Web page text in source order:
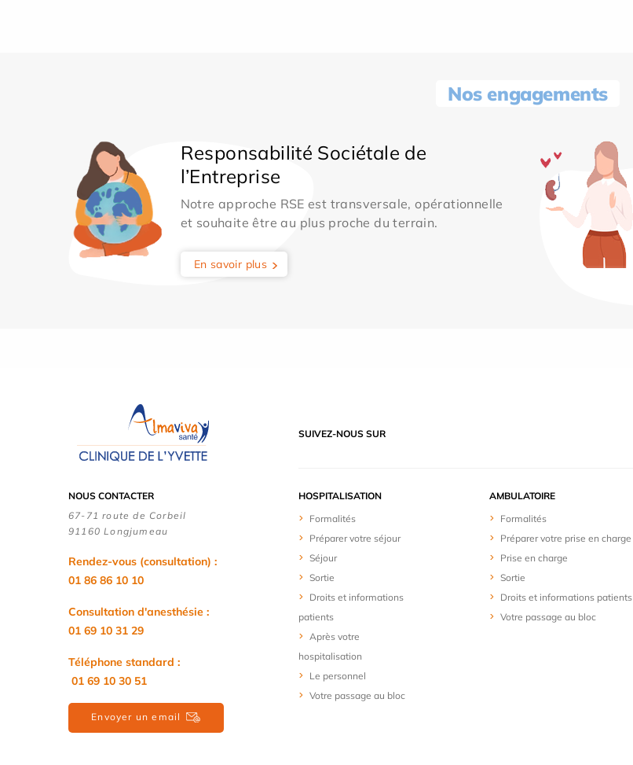
Nos engagements
Responsabilité Sociétale de
l’Entreprise
Notre approche RSE est transversale, opérationnelle
et souhaite être au plus proche du terrain.
En savoir plus
SUIVEZ-NOUS SUR
NOUS CONTACTER
67-71 route de Corbeil
91160 Longjumeau
Rendez-vous (consultation) :
01 86 86 10 10
Consultation d'anesthésie :
01 69 10 31 29
Téléphone standard :
01 69 10 30 51
Envoyer un email
HOSPITALISATION
Formalités
Préparer votre séjour
Séjour
Sortie
Droits et informations
patients
Après votre
hospitalisation
Le personnel
Votre passage au bloc
AMBULATOIRE
Formalités
Préparer votre prise en charge
Prise en charge
Sortie
Droits et informations patients
Votre passage au bloc